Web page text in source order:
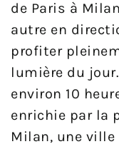
de Paris à
autre en
profiter
lumière du
environ 10
enrichie par la
Milan, une ville